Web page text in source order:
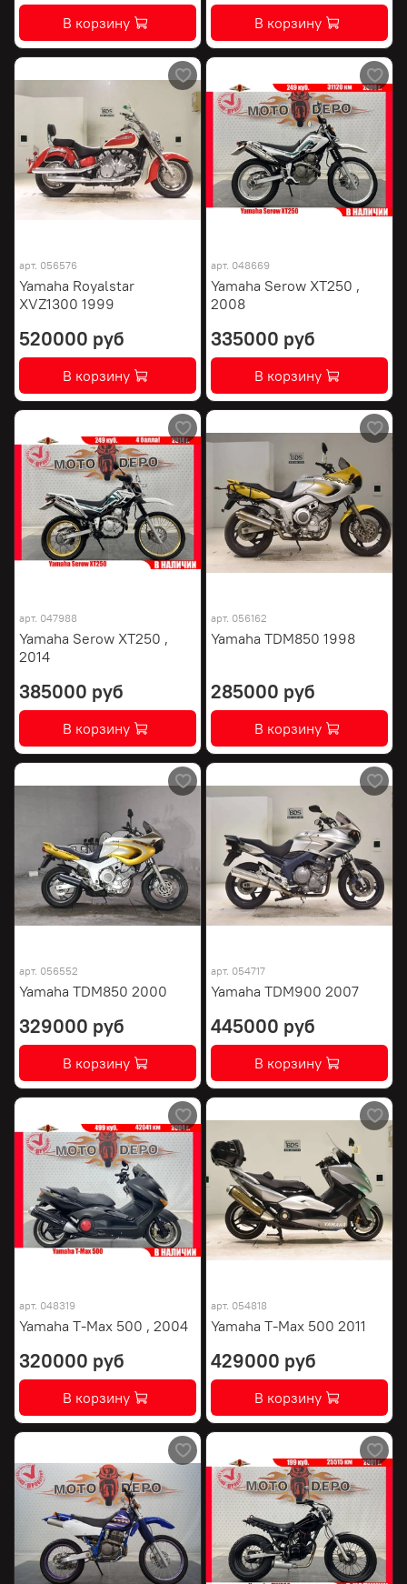
В корзину В корзину
арт. 056576
Yamaha Royalstar
XVZ1300 1999
520000 руб
В корзину
арт. 048669
Yamaha Serow XT250 ,
2008
335000 руб
В корзину
арт. 047988
Yamaha Serow XT250 ,
2014
385000 руб
В корзину
арт. 056162
Yamaha TDM850 1998
285000 руб
В корзину
арт. 056552
Yamaha TDM850 2000
329000 руб
В корзину
арт. 054717
Yamaha TDM900 2007
445000 руб
В корзину
арт. 048319
Yamaha T-Max 500 , 2004
320000 руб
В корзину
арт. 054818
Yamaha T-Max 500 2011
429000 руб
В корзину